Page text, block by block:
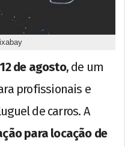
12 de agosto, de um
profissionais e
de carros. A
para locação de